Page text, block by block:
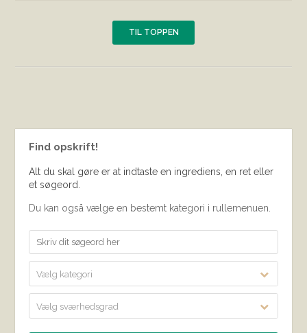
TIL TOPPEN
Find opskrift!
Alt du skal gøre er at indtaste en ingrediens, en ret eller
et søgeord.
Du kan også vælge en bestemt kategori i rullemenuen.
Vælg kategori
Vælg sværhedsgrad